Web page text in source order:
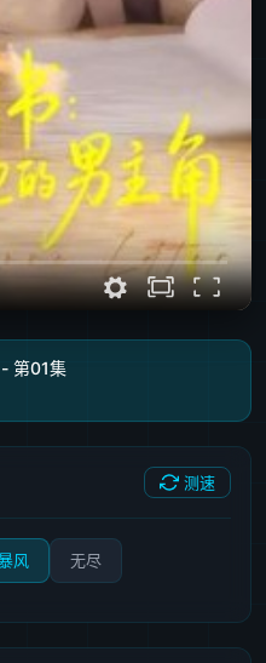
第01集
测速
风 无尽